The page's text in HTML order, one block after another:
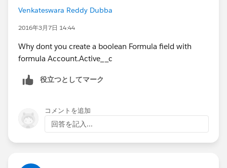
Venkateswara Reddy Dubba
2016年3月7日 14:44
Why dont you create a boolean Formula field with
formula Account.Active__c
役立つとしてマーク
コメントを追加
回答を記入...